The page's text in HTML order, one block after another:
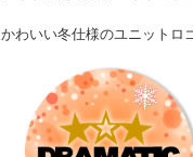
かわいい冬仕様のユニットロ